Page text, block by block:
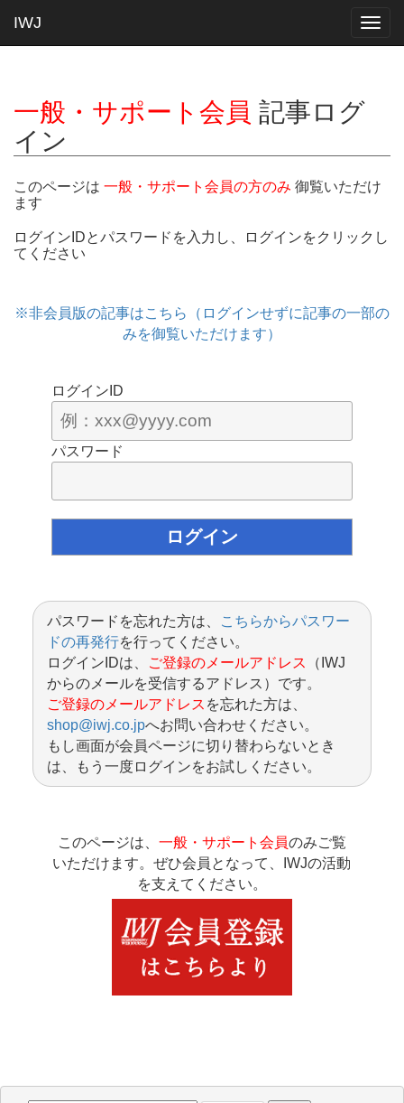
IWJ
一般・サポート会員 記事ログ
イン
このページは 一般・サポート会員の方のみ 御覧いただけ
ます
ログインIDとパスワードを入力し、ログインをクリックし
てください
※非会員版の記事はこちら（ログインせずに記事の一部の
みを御覧いただけます）
ログインID
パスワード
パスワードを忘れた方は、
こちらからパスワー
ドの再発行を行ってください。
ログインIDは、
ご登録のメールアドレス
（IWJ
からのメールを受信するアドレス）です。
ご登録のメールアドレス を忘れた方は、
shop@iwj.co.jpへお問い合わせください。
もし画面が会員ページに切り替わらないとき
は、もう一度ログインをお試しください。
このページは、 一般・サポート会員のみご覧
いただけます。ぜひ会員となって、IWJの活動
を支えてください。